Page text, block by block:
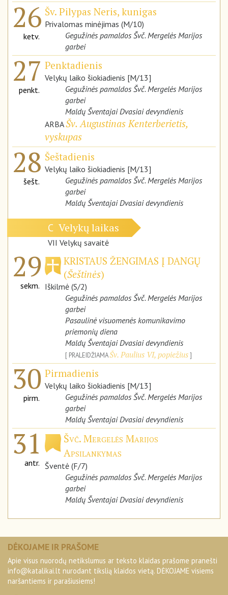
26
ketv.
Šv. Pilypas Neris, kunigas
Privalomas minėjimas (M/10)
Gegužinės pamaldos Švč. Mergelės Marijos
garbei
27
penkt.
Penktadienis
Velykų laiko šiokiadienis [M/13]
Gegužinės pamaldos Švč. Mergelės Marijos
garbei
Maldų Šventajai Dvasiai devyndienis
ARBAŠv. Augustinas Kenterberietis,
vyskupas
28
šešt.
Šeštadienis
Velykų laiko šiokiadienis [M/13]
Gegužinės pamaldos Švč. Mergelės Marijos
garbei
Maldų Šventajai Dvasiai devyndienis
C Velykų laikas
VII Velykų savaitė
29
sekm.
KRISTAUS ŽENGIMAS Į DANGŲ
(Šeštinės)
Iškilmė (S/2)
Gegužinės pamaldos Švč. Mergelės Marijos
garbei
Pasaulinė visuomenės komunikavimo
priemonių diena
Maldų Šventajai Dvasiai devyndienis
PRALEIDŽIAMAŠv. Paulius VI, popiežius
30
pirm.
Pirmadienis
Velykų laiko šiokiadienis [M/13]
Gegužinės pamaldos Švč. Mergelės Marijos
garbei
Maldų Šventajai Dvasiai devyndienis
31
antr.
Švč. Mergelės Marijos
Apsilankymas
Šventė (F/7)
Gegužinės pamaldos Švč. Mergelės Marijos
garbei
Maldų Šventajai Dvasiai devyndienis
DĖKOJAME IR PRAŠOME
Apie visus nuorodų netikslumus ar teksto klaidas prašome pranešti
info@katalikai.lt nurodant tikslią klaidos vietą. DĖKOJAME visiems
naršantiems ir parašiusiems!